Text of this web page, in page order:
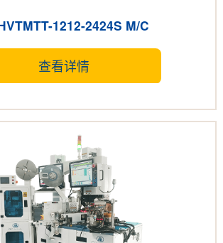
1212-2424S M/C
查看详情